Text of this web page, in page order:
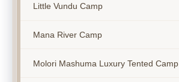
Little Vundu Camp
Mana River Camp
Molori Mashuma Luxury Tented Camp